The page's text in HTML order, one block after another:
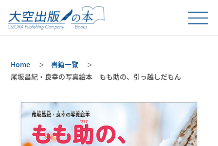
Home
書籍一覧
尾坂昌紀・良幸の写真絵本 もも助の、引っ越しだもん